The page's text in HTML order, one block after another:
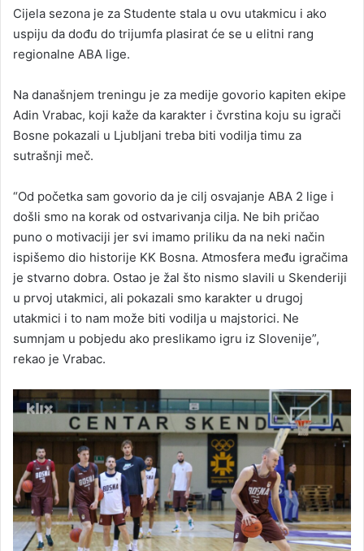
Cijela sezona je za Studente stala u ovu utakmicu i ako
uspiju da dođu do trijumfa plasirat će se u elitni rang
regionalne ABA lige.
Na današnjem treningu je za medije govorio kapiten ekipe
Adin Vrabac, koji kaže da karakter i čvrstina koju su igrači
Bosne pokazali u Ljubljani treba biti vodilja timu za
sutrašnji meč.
“Od početka sam govorio da je cilj osvajanje ABA 2 lige i
došli smo na korak od ostvarivanja cilja. Ne bih pričao
puno o motivaciji jer svi imamo priliku da na neki način
ispišemo dio historije KK Bosna. Atmosfera među igračima
je stvarno dobra. Ostao je žal što nismo slavili u Skenderiji
u prvoj utakmici, ali pokazali smo karakter u drugoj
utakmici i to nam može biti vodilja u majstorici. Ne
sumnjam u pobjedu ako preslikamo igru iz Slovenije”,
rekao je Vrabac.